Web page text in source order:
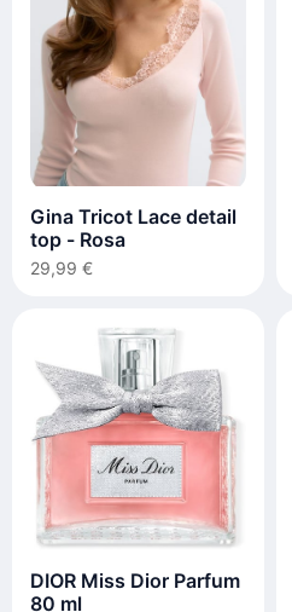
Gina Tricot Lace detail
top - Rosa
29,99 €
DIOR Miss Dior Parfum
80 ml